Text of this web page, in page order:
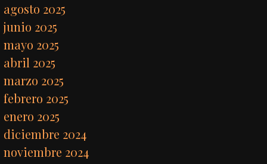
agosto 2025
junio 2025
mayo 2025
abril 2025
marzo 2025
febrero 2025
enero 2025
diciembre 2024
noviembre 2024